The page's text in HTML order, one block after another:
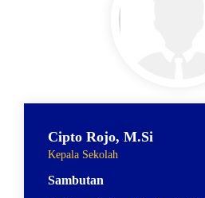
Cipto Rojo, M.Si
Kepala Sekolah
Sambutan